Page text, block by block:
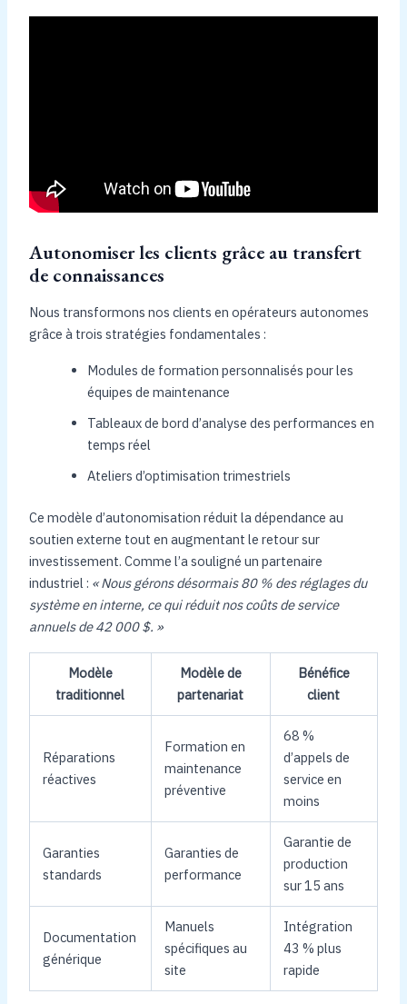
Autonomiser les clients grâce au transfert
de connaissances
Nous transformons nos clients en opérateurs autonomes
grâce à trois stratégies fondamentales :
Modules de formation personnalisés pour les
équipes de maintenance
Tableaux de bord d’analyse des performances en
temps réel
Ateliers d’optimisation trimestriels
Ce modèle d’autonomisation réduit la dépendance au
soutien externe tout en augmentant le retour sur
investissement. Comme l’a souligné un partenaire
industriel : « Nous gérons désormais 80 % des réglages du
système en interne, ce qui réduit nos coûts de service
annuels de 42 000 $. »
Modèle
traditionnel
Modèle de
partenariat
Bénéfice
client
Réparations
réactives
Formation en
maintenance
préventive
68 %
d’appels de
service en
moins
Garanties
standards
Garanties de
performance
Garantie de
production
sur 15 ans
Documentation
générique
Manuels
spécifiques au
site
Intégration
43 % plus
rapide